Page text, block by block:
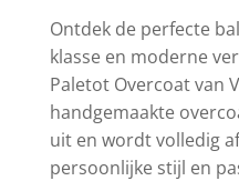
Ontdek de perfecte
klasse en moderne
Paletot Overcoat van
handgemaakte
uit en wordt volledig
persoonlijke stijl en